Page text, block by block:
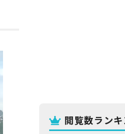
閲覧数ランキ